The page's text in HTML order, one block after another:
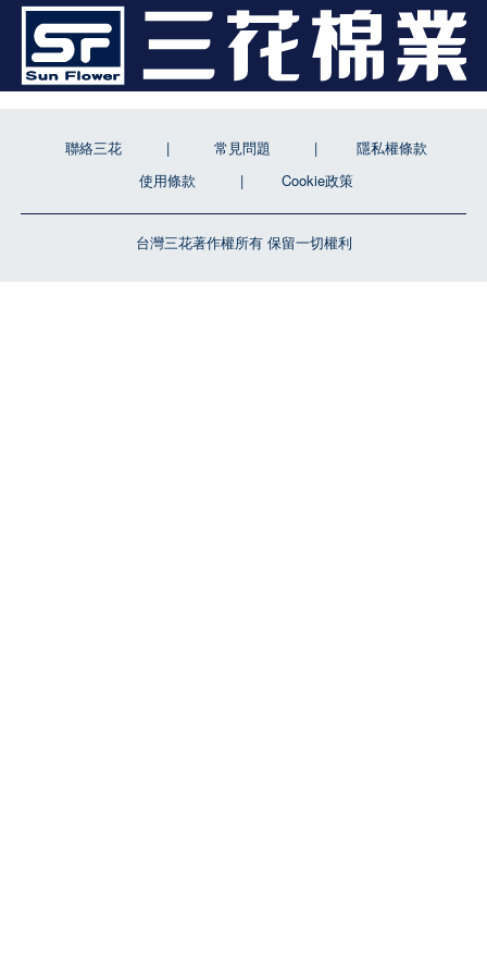
台灣三花著作權所有 保留一切權利
聯絡三花 常見問題
隱私權條款
使用條款
Cookie政策